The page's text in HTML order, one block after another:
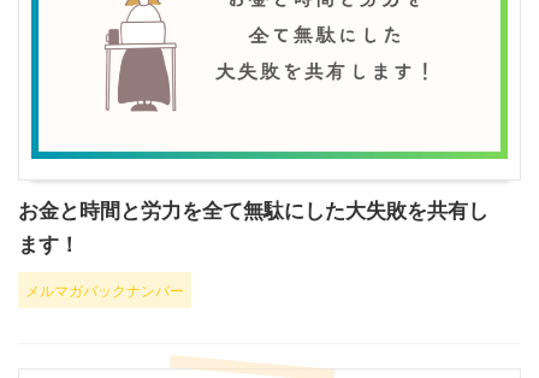
お金と時間と労力を全て無駄にした大失敗を共有し
ます！
メルマガバックナンバー